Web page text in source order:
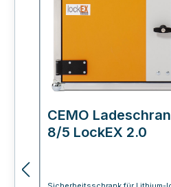
CEMO
8/5 LockEX 2.0